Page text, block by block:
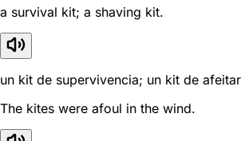
a survival kit; a shaving kit.
un kit de supervivencia; un kit de
The kites were afoul in the wind.